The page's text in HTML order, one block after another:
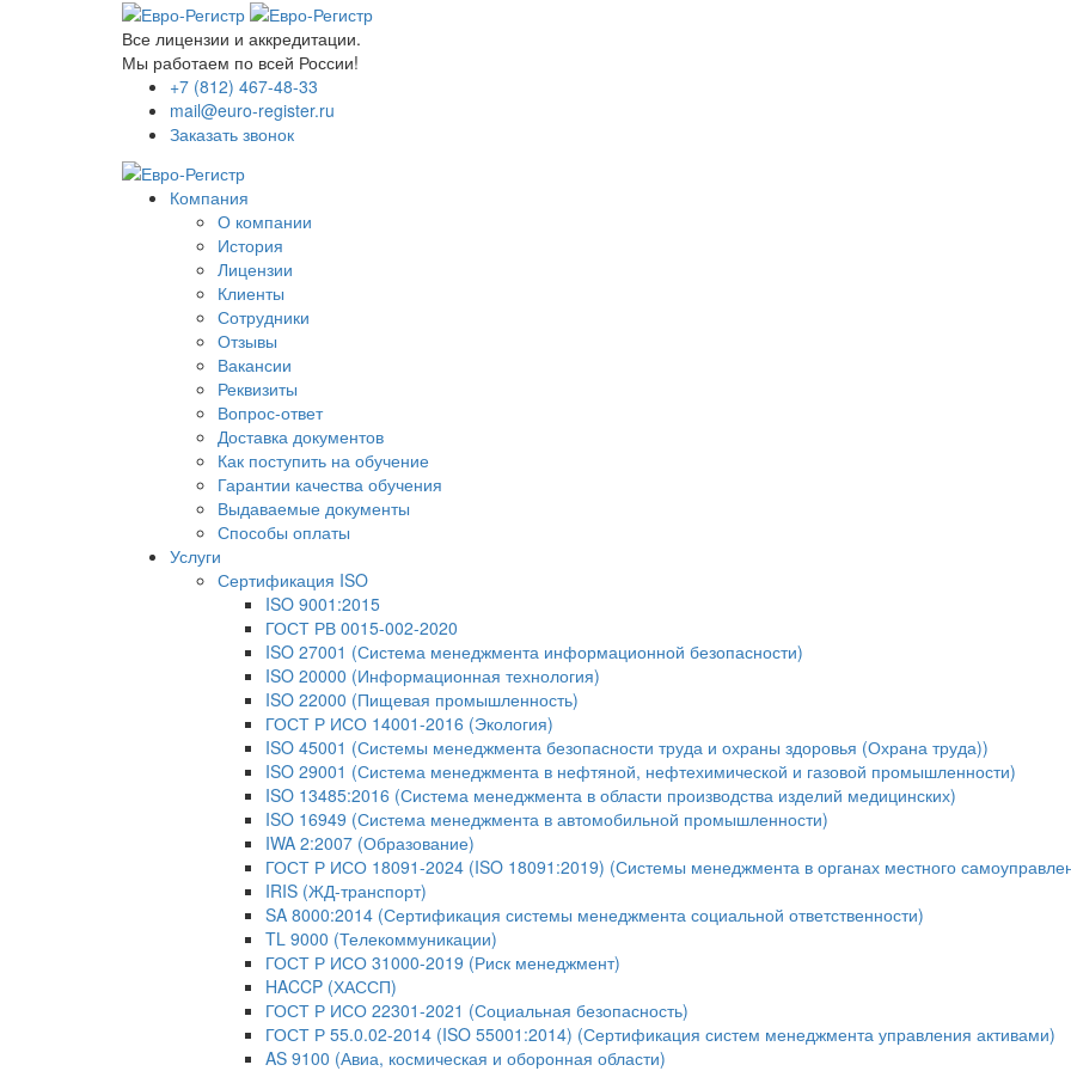
Все лицензии и аккредитации.
Мы работаем по всей России!
+7 (812) 467-48-33
mail@euro-register.ru
Заказать звонок
Компания
О компании
История
Лицензии
Клиенты
Сотрудники
Отзывы
Вакансии
Реквизиты
Вопрос-ответ
Доставка документов
Как поступить на обучение
Гарантии качества обучения
Выдаваемые документы
Способы оплаты
Услуги
Сертификация ISO
ISO 9001:2015
ГОСТ РВ 0015-002-2020
ISO 27001 (Система менеджмента информационной безопасности)
ISO 20000 (Информационная технология)
ISO 22000 (Пищевая промышленность)
ГОСТ Р ИСО 14001-2016 (Экология)
ISO 45001 (Системы менеджмента безопасности труда и охраны здоровья (Охрана труда))
ISO 29001 (Система менеджмента в нефтяной, нефтехимической и газовой промышленности)
ISO 13485:2016 (Система менеджмента в области производства изделий медицинских)
ISO 16949 (Система менеджмента в автомобильной промышленности)
IWA 2:2007 (Образование)
ГОСТ Р ИСО 18091-2024 (ISO 18091:2019) (Системы менеджмента в органах местного
IRIS (ЖД-транспорт)
SA 8000:2014 (Сертификация системы менеджмента социальной ответственности)
TL 9000 (Телекоммуникации)
ГОСТ Р ИСО 31000-2019 (Риск менеджмент)
HACCP (ХАССП)
ГОСТ Р ИСО 22301-2021 (Социальная безопасность)
ГОСТ Р 55.0.02-2014 (ISO 55001:2014) (Сертификация систем менеджмента управления активами)
AS 9100 (Авиа, космическая и оборонная области)